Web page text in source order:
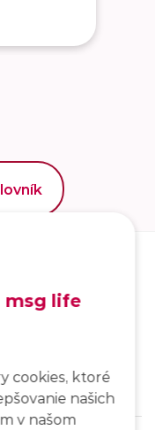
msg life
cookies, ktoré
našich
v našom